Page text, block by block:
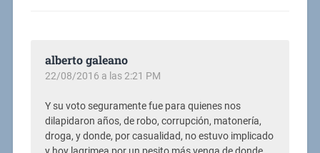
alberto galeano
22/08/2016 a las 2:21 PM
Y su voto seguramente fue para quienes nos
dilapidaron años, de robo, corrupción, matonería,
droga, y donde, por casualidad, no estuvo implicado